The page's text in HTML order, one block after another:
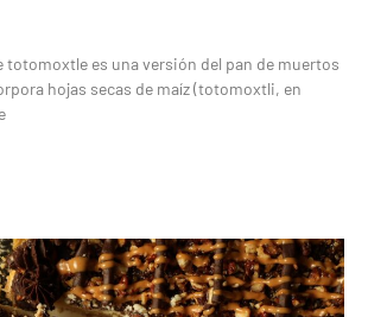
totomoxtle es una versión del pan de muertos
hojas secas de maíz (totomoxtli, en